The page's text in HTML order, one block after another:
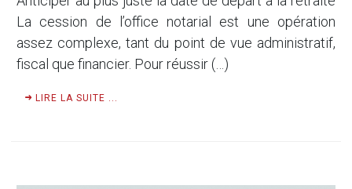
La cession de l’office notarial est une opération
assez complexe, tant du point de vue administratif,
fiscal que financier. Pour réussir (…)
LIRE LA SUITE ...